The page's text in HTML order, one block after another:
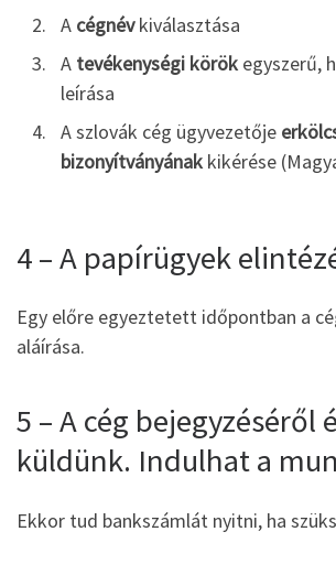
A cégnévkiválasztása
A tevékenységi körök egyszerű,
leírása
A szlovák cég ügyvezetője
bizonyítványának kikérése
4 – A papírügyek
Egy előre egyeztetett időpontban a
aláírása.
5 – A cég bejegyzéséről
küldünk. Indulhat a
Ekkor tud bankszámlát nyitni, ha